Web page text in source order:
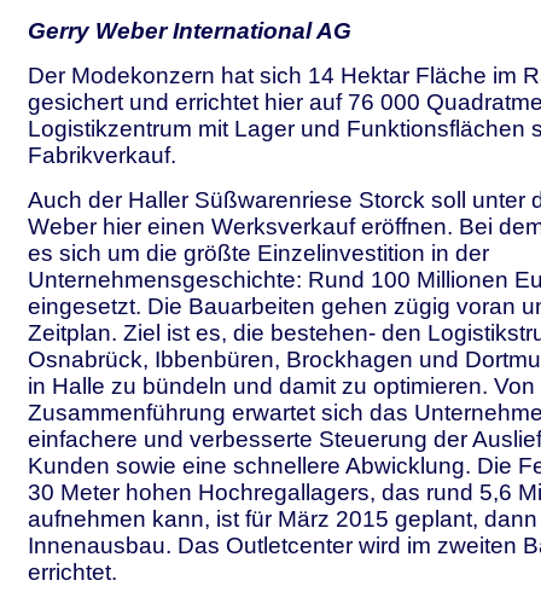
Gerry Weber International AG
Der Modekonzern hat sich 14 Hektar Fläche im
gesichert und errichtet hier auf 76 000
Logistikzentrum mit Lager und Funktionsflächen
Fabrikverkauf.
Auch der Haller Süßwarenriese Storck soll unter
Weber hier einen Werksverkauf eröffnen. Bei
es sich um die größte Einzelinvestition in der
Unternehmensgeschichte: Rund 100 Millionen
eingesetzt. Die Bauarbeiten gehen zügig voran
Zeitplan. Ziel ist es, die bestehen- den
Osnabrück, Ibbenbüren, Brockhagen und
in Halle zu bündeln und damit zu optimieren. Von
Zusammenführung erwartet sich das
einfachere und verbesserte Steuerung der
Kunden sowie eine schnellere Abwicklung. Die
30 Meter hohen Hochregallagers, das rund 5,6
aufnehmen kann, ist für März 2015 geplant,
Innenausbau. Das Outletcenter wird im zweiten
errichtet.